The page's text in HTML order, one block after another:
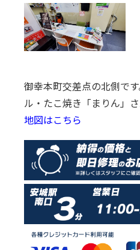
御幸本町交差点の北側です
ル・たこ焼き「まりん」
地図はこちら